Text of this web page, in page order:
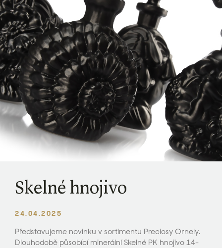
Skelné hnojivo
24.04.2025
Představujeme novinku v sortimentu Preciosy Ornely.
Dlouhodobě působící minerální Skelné PK hnojivo 14-